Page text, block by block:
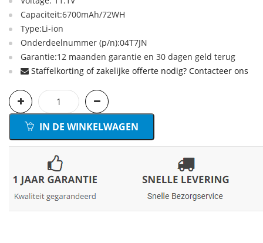
Capaciteit:6700mAh/72WH
Type:Li-ion
Onderdeelnummer (p/n):04T7JN
Garantie:12 maanden garantie en 30 dagen geld terug
Staffelkorting of zakelijke offerte nodig? Contacteer ons
IN DE WINKELWAGEN